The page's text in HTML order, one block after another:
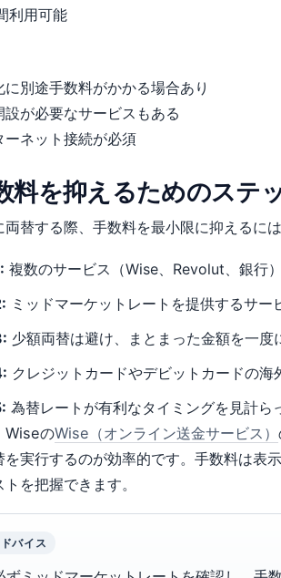
利用可能
に別途手数料がかかる場合あり
設が必要なサービスもある
ーネット接続が必須
料を抑えるためのステ
両替する際、手数料を最小限に抑えるに
複数のサービス（Wise、Revolut、銀行
ミッドマーケットレートを提供するサー
少額両替は避け、まとまった金額を一度
クレジットカードやデビットカードの
為替レートが有利なタイミングを見計ら
WiseのWise（オンライン送金サービス）
を実行するのが効率的です。手数料は表
を把握できます。
バイス